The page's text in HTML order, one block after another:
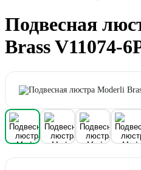
Подвесная
Brass V11074-